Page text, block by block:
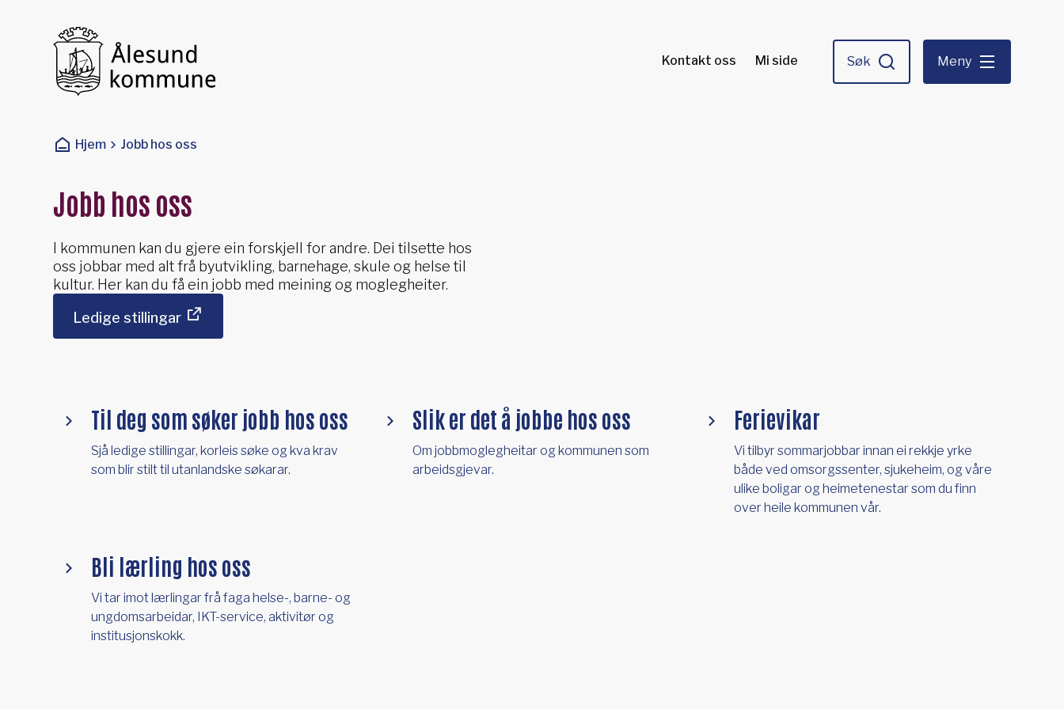
Kontakt oss Mi side Søk Meny
Du er her:
Hjem Jobb hos oss
Jobb hos oss
I kommunen kan du gjere ein forskjell for andre. Dei tilsette hos
oss jobbar med alt frå byutvikling, barnehage, skule og helse til
kultur. Her kan du få ein jobb med meining og moglegheiter.
Ledige stillingar
Til deg som søker jobb hos oss
Sjå ledige stillingar, korleis søke og kva krav
som blir stilt til utanlandske søkarar.
Slik er det å jobbe hos oss
Om jobbmoglegheitar og kommunen som
arbeidsgjevar.
Ferievikar
Vi tilbyr sommarjobbar innan ei rekkje yrke
både ved omsorgssenter, sjukeheim, og våre
ulike boligar og heimetenestar som du finn
over heile kommunen vår.
Bli lærling hos oss
Vi tar imot lærlingar frå faga helse-, barne- og
ungdomsarbeidar, IKT-service, aktivitør og
institusjonskokk.